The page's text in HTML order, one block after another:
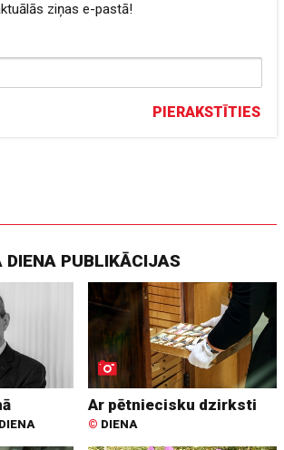
ziņas e-pastā!
PIERAKSTĪTIES
DIENA PUBLIKĀCIJAS
DIENA
Ar pētniecisku dzirksti
© DIENA